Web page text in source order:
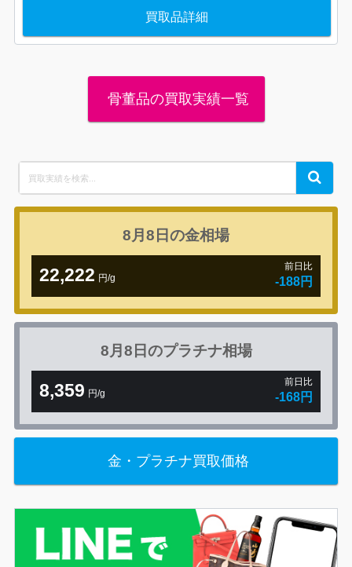
買取品詳細
骨董品の買取実績一覧
for:
Search
8月8日の金相場
22,222 円/g
前日比
-188円
8月8日のプラチナ相場
8,359 円/g
前日比
-168円
金・プラチナ買取価格